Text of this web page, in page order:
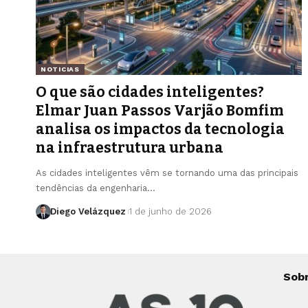
NOTICIAS
O que são cidades inteligentes?
Elmar Juan Passos Varjão Bomfim
analisa os impactos da tecnologia
na infraestrutura urbana
As cidades inteligentes vêm se tornando uma das principais
tendências da engenharia…
Diego Velázquez 1 de junho de 2026